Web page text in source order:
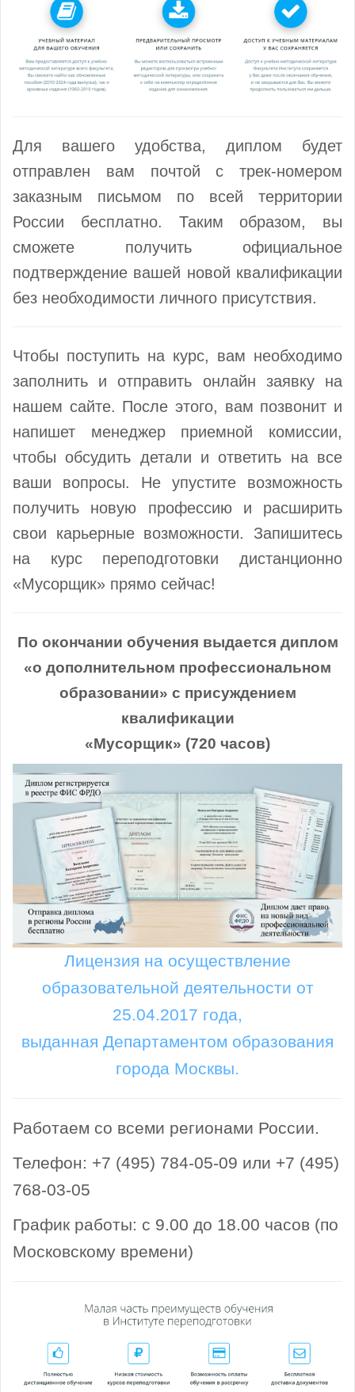
Для вашего удобства, диплом будет
отправлен вам почтой с трек-номером
заказным письмом по всей территории
России бесплатно. Таким образом, вы
сможете получить официальное
подтверждение вашей новой квалификации
без необходимости личного присутствия.
Чтобы поступить на курс, вам необходимо
заполнить и отправить онлайн заявку на
нашем сайте. После этого, вам позвонит и
напишет менеджер приемной комиссии,
чтобы обсудить детали и ответить на все
ваши вопросы. Не упустите возможность
получить новую профессию и расширить
свои карьерные возможности. Запишитесь
на курс переподготовки дистанционно
«Мусорщик» прямо сейчас!
По окончании обучения выдается диплом
«о дополнительном профессиональном
образовании» с присуждением
квалификации
«Мусорщик» (720 часов)
Лицензия на осуществление
образовательной деятельности от
25.04.2017 года,
выданная Департаментом образования
города Москвы.
Работаем со всеми регионами России.
Телефон: +7 (495) 784-05-09 или +7 (495)
768-03-05
График работы: с 9.00 до 18.00 часов (по
Московскому времени)